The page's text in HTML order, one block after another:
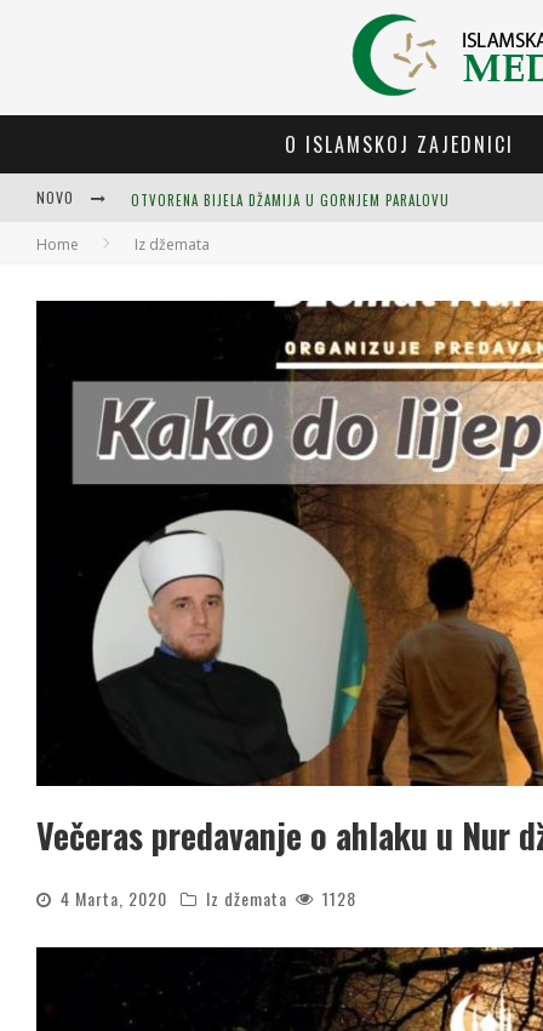
O ISLAMSKOJ ZAJEDNICI
NOVO OTVORENA BIJELA DŽAMIJA U GORNJEM PARALOVU
Home Iz džemata
Večeras predavanje o ahlaku u Nur
4 Marta, 2020 Iz džemata 1128